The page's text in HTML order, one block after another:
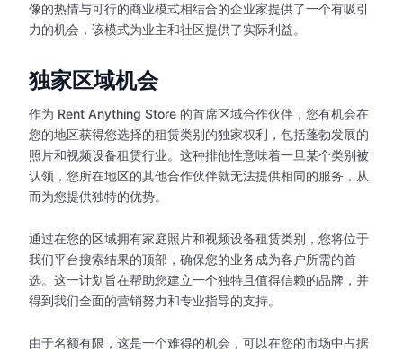
像的热情与可行的商业模式相结合的企业家提供了一个有吸引
力的机会，该模式为业主和社区提供了实际利益。
独家区域机会
作为 Rent Anything Store 的首席区域合作伙伴，您有机会在
您的地区获得您选择的租赁类别的独家权利，包括蓬勃发展的
照片和视频设备租赁行业。这种排他性意味着一旦某个类别被
认领，您所在地区的其他合作伙伴就无法提供相同的服务，从
而为您提供独特的优势。
通过在您的区域拥有家庭照片和视频设备租赁类别，您将位于
我们平台搜索结果的顶部，确保您的业务成为客户所需的首
选。这一计划旨在帮助您建立一个独特且值得信赖的品牌，并
得到我们全面的营销努力和专业指导的支持。
由于名额有限，这是一个难得的机会，可以在您的市场中占据